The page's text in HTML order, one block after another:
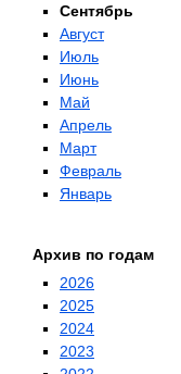
Сентябрь
Август
Июль
Июнь
Май
Апрель
Март
Февраль
Январь
Архив по годам
2026
2025
2024
2023